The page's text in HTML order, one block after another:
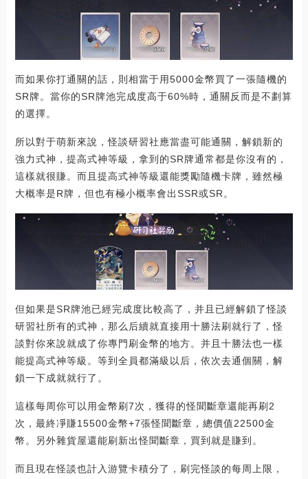
而如果你打通關的話，則相當于用5000金幣買了一張隨機的
SR牌。當你的SR牌池完成度高于60%時，通關反而是不劃算
的選擇。
所以對于萌新來說，怪談研習社應當盡可能通關，解鎖新的
強力式神，提高式神等級，拿到的SR牌通常都是你沒有的，
這樣就很賺。而且提高式神等級還能獎勵隨機卡牌，雖然極
大概率是R牌，但也有極小概率會出SSR或SR。
但如果是SR牌池已經完成度比較高了，并且已經解鎖了怪談
研習社所有的式神，那么后續就直接用十勝法刷就行了，怪
談對你來說就成了你專門刷金幣的地方。并且十勝法也一樣
能提高式神等級。等到全員都滿級以后，依次去通個關，解
鎖一下成就就行了。
這樣每周你可以用金幣刷7次，獲得的怪聞斷章還能再刷2
次，最終凈賺15500金幣+7張怪聞斷章，總價值22500金
幣。另外雜貨屋還能刷新出怪聞斷章，買到就是賺到。
而且現在怪談也計入游覽卡積分了，刷完怪談的每周上限，